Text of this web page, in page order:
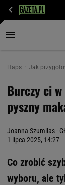
Haps Jak
Burczy ci
pyszny
Joanna Szumilas -
1 lipca 2025, 14:27
Co zrobić
wyboru, ale